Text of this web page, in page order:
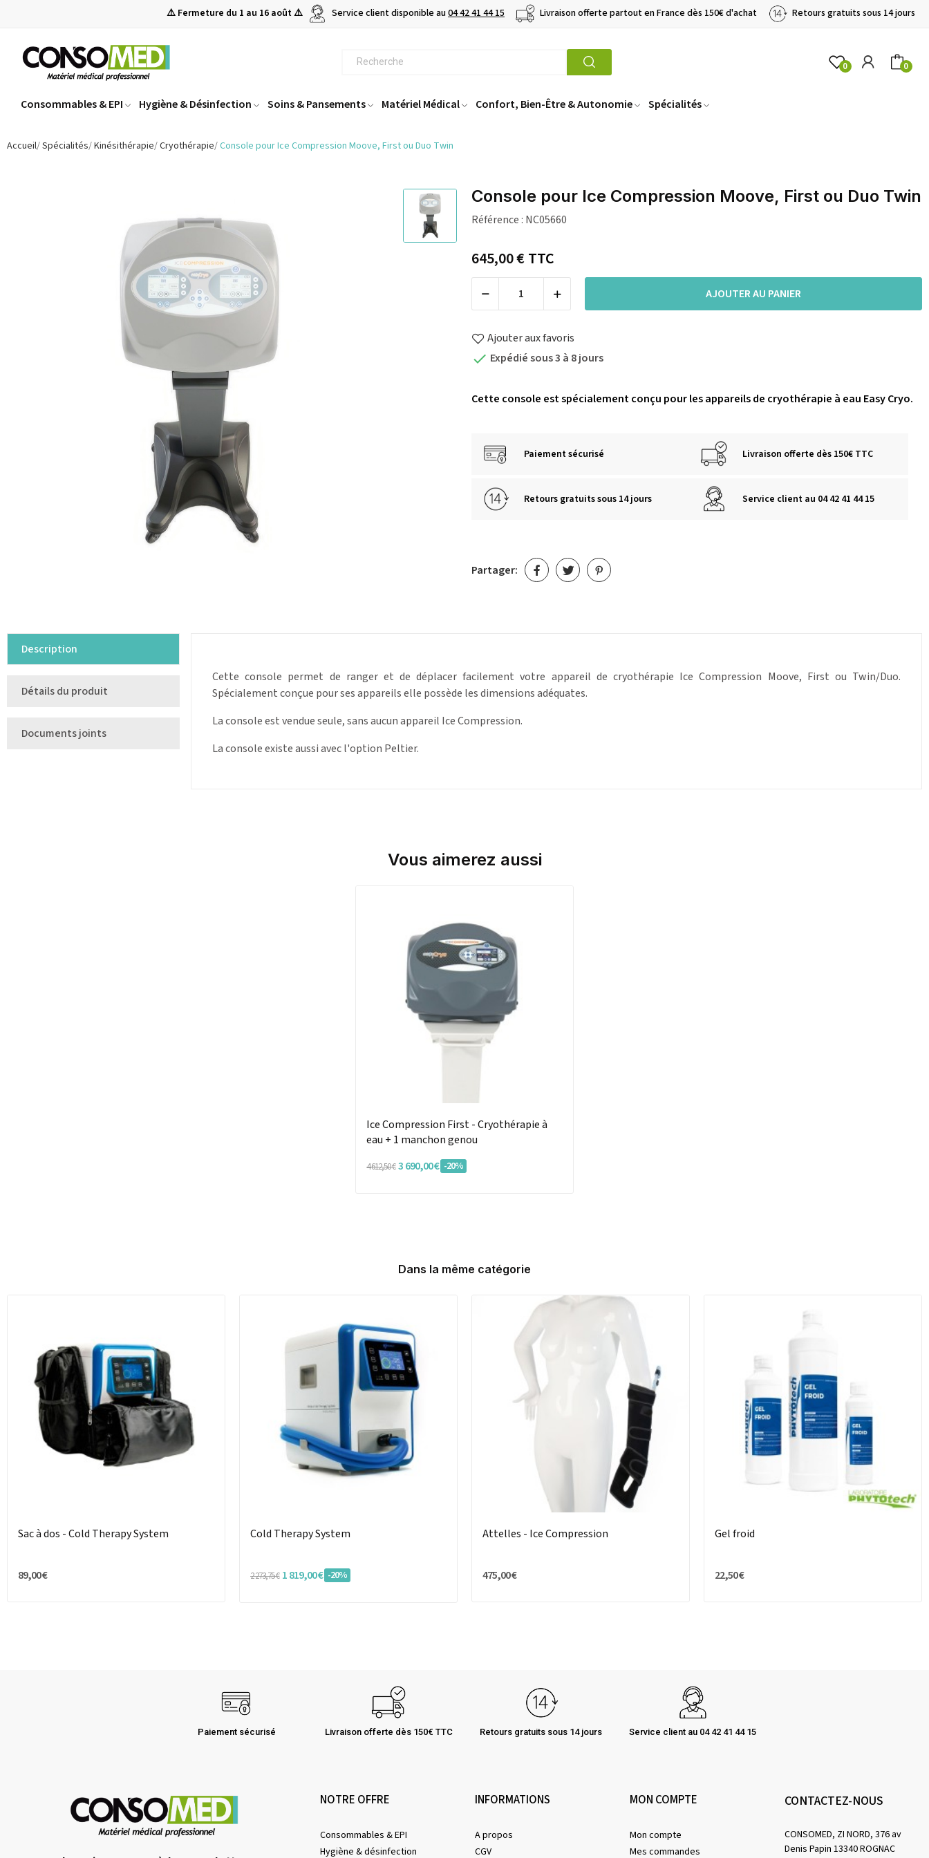
⚠️ Fermeture du 1 au 16 août ⚠️ Service client disponible au04 42 41 44 15 Livraison offerte partout en France dès 150€ d'achat Retours gratuits sous 14 jours
0 0
Consommables & EPI Hygiène & Désinfection Soins & Pansements Matériel Médical Confort, Bien-Être & Autonomie Spécialités
Accueil Spécialités Kinésithérapie Cryothérapie Console pour Ice Compression Moove, First ou Duo Twin
Console pour Ice Compression Moove, First ou Duo Twin
Référence : NC05660
645,00 €TTC
AJOUTER AU PANIER
Ajouter aux favoris
 Expédié sous 3 à 8 jours
Cette console est spécialement conçu pour les appareils de cryothérapie à eau Easy Cryo.
Paiement sécurisé Livraison offerte dès 150€ TTC
Retours gratuits sous 14 jours Service client au 04 42 41 44 15
Partager:
Description
Détails du produit
Documents joints
Cette console permet de ranger et de déplacer facilement votre appareil de cryothérapie Ice Compression Moove, First ou Twin/Duo.
Spécialement conçue pour ses appareils elle possède les dimensions adéquates.
La console est vendue seule, sans aucun appareil Ice Compression.
La console existe aussi avec l'option Peltier.
Vous aimerez aussi
Ice Compression First - Cryothérapie à
eau + 1 manchon genou
4 612,50 €3 690,00 € -20%
Dans la même catégorie
Sac à dos - Cold Therapy System
89,00 €
Cold Therapy System
2 273,75 € 1 819,00 € -20%
Attelles - Ice Compression
475,00 €
Gel froid
22,50 €
Paiement sécurisé Livraison offerte dès 150€ TTC Retours gratuits sous 14 jours Service client au 04 42 41 44 15
NOTRE OFFRE
Consommables & EPI
Hygiène & désinfection
INFORMATIONS
A propos
CGV
MON COMPTE
Mon compte
Mes commandes
CONTACTEZ-NOUS
CONSOMED, ZI NORD, 376 av
Denis Papin 13340 ROGNAC